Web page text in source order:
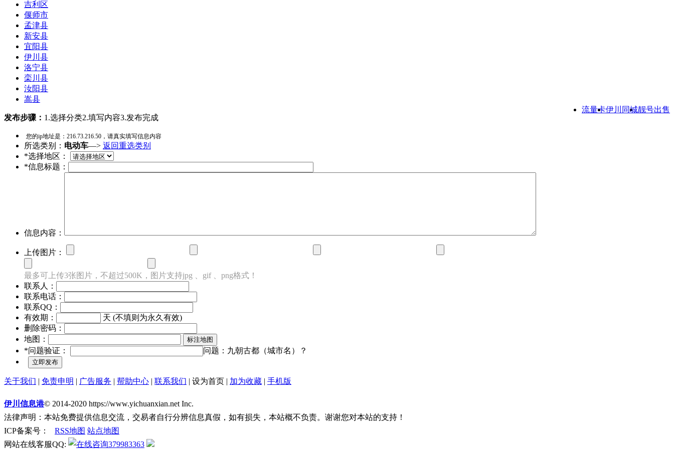
吉利区
偃师市
孟津县
新安县
宜阳县
伊川县
洛宁县
栾川县
汝阳县
嵩县
靓号出售
伊川同城
流量卡
发布步骤： 1.选择分类2.填写内容3.发布完成
您的ip地址是： 216.73.216.50 ，请真实填写信息内容
所选类别： 电动车—> 返回重选类别
*选择地区：
*信息标题：
信息内容：
上传图片：
最多可上传3张图片，不超过500K，图片支持jpg 、gif 、png格式！
联系人：
联系电话：
联系QQ：
有效期：
天 (不填则为永久有效)
删除密码：
地图：
*问题验证：
问题：九朝古都（城市名）？
关于我们 | 免责申明 | 广告服务 | 帮助中心 | 联系我们 | 设为首页 | 加为收藏 | 手机版
伊川信息港© 2014-2020 https://www.yichuanxian.net Inc.
法律声明：本站免费提供信息交流，交易者自行分辨信息真假，如有损失，本站概不负责。谢谢您对本站的支持！
ICP备案号：
RSS地图 站点地图
网站在线客服QQ:
379983363